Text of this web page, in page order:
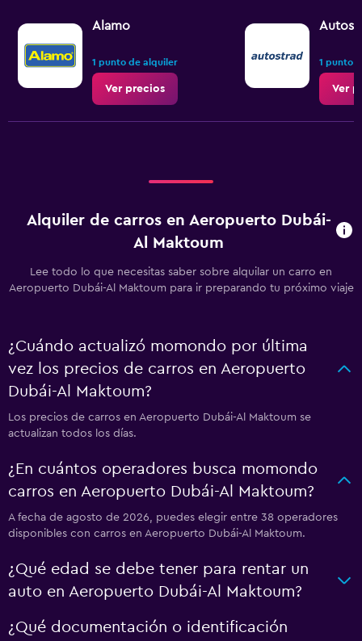
Alamo
1 punto de alquiler
Ver precios
1 punto
Ver
Alquiler de carros en Aeropuerto Dubái-
Al Maktoum
Lee todo lo que necesitas saber sobre alquilar un carro en
Aeropuerto Dubái-Al Maktoum para ir preparando tu próximo viaje
¿Cuándo actualizó momondo por última
vez los precios de carros en Aeropuerto
Dubái-Al Maktoum?
Los precios de carros en Aeropuerto Dubái-Al Maktoum se
actualizan todos los días.
¿En cuántos operadores busca momondo
carros en Aeropuerto Dubái-Al Maktoum?
A fecha de agosto de 2026, puedes elegir entre 38 operadores
disponibles con carros en Aeropuerto Dubái-Al Maktoum.
¿Qué edad se debe tener para rentar un
auto en Aeropuerto Dubái-Al Maktoum?
¿Qué documentación o identificación